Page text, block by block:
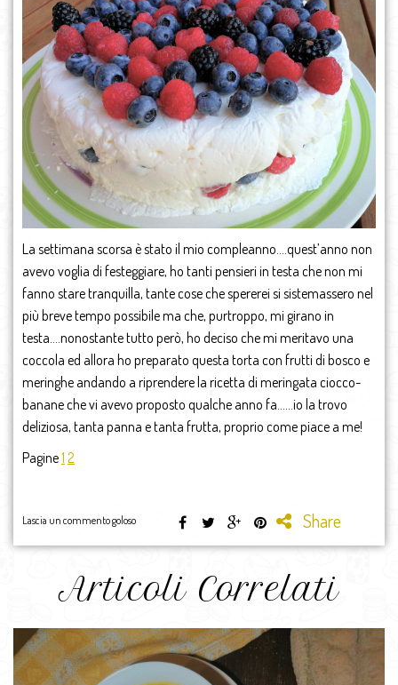
La settimana scorsa è stato il mio compleanno….quest’anno non
avevo voglia di festeggiare, ho tanti pensieri in testa che non mi
fanno stare tranquilla, tante cose che spererei si sistemassero nel
più breve tempo possibile ma che, purtroppo, mi girano in
testa….nonostante tutto però, ho deciso che mi meritavo una
coccola ed allora ho preparato questa torta con frutti di bosco e
meringhe andando a riprendere la ricetta di meringata ciocco-
banane che vi avevo proposto qualche anno fa……io la trovo
deliziosa, tanta panna e tanta frutta, proprio come piace a me!
Pagine1 2
Lascia un commento goloso Share
Articoli Correlati